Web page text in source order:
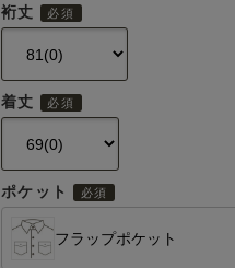
裄丈
着丈
ポケット
フラップポケット